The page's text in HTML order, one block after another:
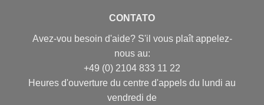
CONTATO
Avez-vou besoin d'aide? S'il vous plaît appelez-
nous au:
+49 (0) 2104 833 11 22
Heures d'ouverture du centre d'appels du lundi au
vendredi de